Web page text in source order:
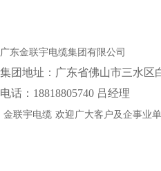
广东金联宇电缆集团有限公司
集团地址：‌广东省佛山市三水区
电话：18818805740 吕经理
金联宇电缆 欢迎广大客户及企事业